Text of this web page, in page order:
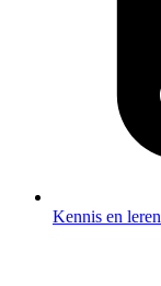
Kennis en leren